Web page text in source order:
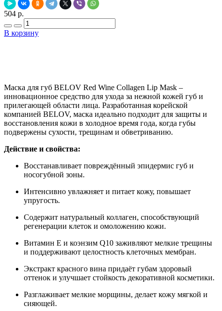
504 р.
В корзину
Маска для губ BELOV Red Wine Collagen Lip Mask –
инновационное средство для ухода за нежной кожей губ и
прилегающей области лица. Разработанная корейской
компанией BELOV, маска идеально подходит для защиты и
восстановления кожи в холодное время года, когда губы
подвержены сухости, трещинам и обветриванию.
Действие и свойства:
Восстанавливает повреждённый эпидермис губ и
носогубной зоны.
Интенсивно увлажняет и питает кожу, повышает
упругость.
Содержит натуральный коллаген, способствующий
регенерации клеток и омоложению кожи.
Витамин Е и коэнзим Q10 заживляют мелкие трещины
и поддерживают целостность клеточных мембран.
Экстракт красного вина придаёт губам здоровый
оттенок и улучшает стойкость декоративной косметики.
Разглаживает мелкие морщины, делает кожу мягкой и
сияющей.